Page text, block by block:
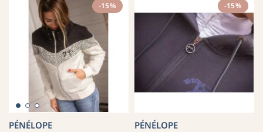
-15%
PÉNÉLOPE
-15%
PÉNÉLOPE